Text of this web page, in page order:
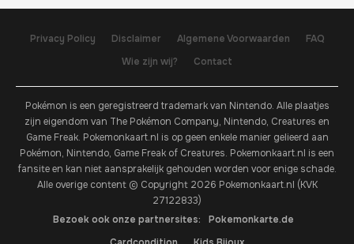
Privacy Policy Disclaimer Algemene Voorwaarden
FAQ
Wie zijn wij?
Contact
Pokémon is een geregistreerd trademark van Nintendo. Alle plaatjes
zijn eigendom van The Pokémon Company, Nintendo, Creatures en
Game Freak. Pokemonkaart.nl is op geen enkele manier gelieerd aan
Pokémon, Nintendo, Game Freak of Creatures. Pokemonkaart.nl is een
fansite en kan niet aansprakelijk gehouden worden voor enige schade.
Alle overige content © Copyright 2026 Pokemonkaart.nl (KVK
27122833)
Bezoek ook onze partnersites:
Pokemonkarte.de